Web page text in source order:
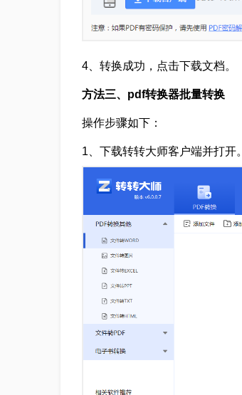
4、转换成功，点击下载文档。
方法三、pdf转换器批量转换
操作步骤如下：
1、下载转转大师客户端并打开。